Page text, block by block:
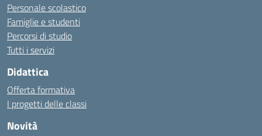
Personale scolastico
Famiglie e studenti
Percorsi di studio
Tutti i servizi
Didattica
Offerta formativa
I progetti delle classi
Novità